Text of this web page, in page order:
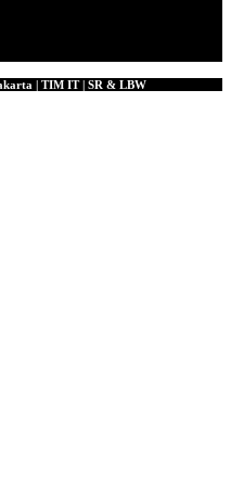
| TIM IT | SR & LBW